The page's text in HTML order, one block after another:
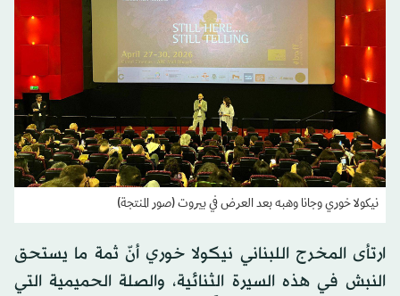
نيكولا خوري وجانا وهبه بعد العرض في بيروت (صور المنتجة)
ارتأى المخرج اللبناني نيكولا خوري أنّ ثمة ما يستحق
النبش في هذه السيرة الثنائية، والصلة الحميمية التي